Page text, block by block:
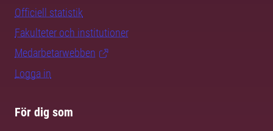
Officiell statistik
Fakulteter och institutioner
Medarbetarwebben
Logga in
För dig som